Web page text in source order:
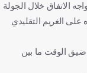
الاتفاق خلال الجولة
على الغريم التقليدي
بنتيجة 2-1، ودفع ثمن ضيق الوقت ما بين